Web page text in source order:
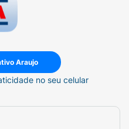
Araujo
no seu celular